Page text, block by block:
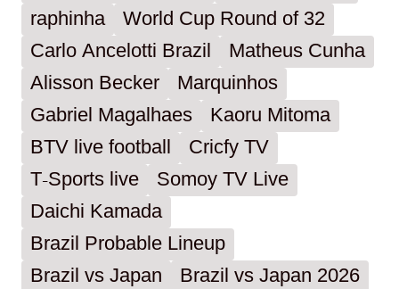
raphinha
World Cup Round of 32
Carlo Ancelotti Brazil
Matheus Cunha
Alisson Becker
Marquinhos
Gabriel Magalhaes
Kaoru Mitoma
BTV live football
Cricfy TV
T-Sports live
Somoy TV Live
Daichi Kamada
Brazil Probable Lineup
Brazil vs Japan
Brazil vs Japan 2026